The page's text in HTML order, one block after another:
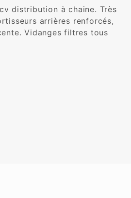
distribution à chaine. Très
arrières renforcés,
Vidanges filtres tous